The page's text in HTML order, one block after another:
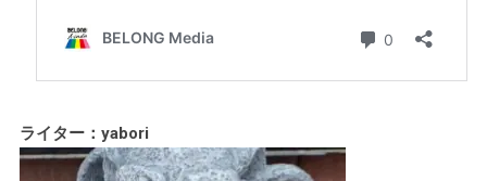
ライター：yabori